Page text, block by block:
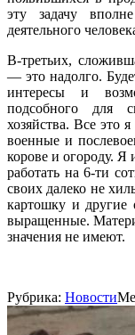
эту задачу
деятельного
В-третьих,
— это надолго.
интересы и
подсобного для
хозяйства. Все это
военные и
корове и огороду.
работать на 6-ти
своих далеко не
картошку и другие
выращенные.
значения не имеют.
Рубрика: Новости